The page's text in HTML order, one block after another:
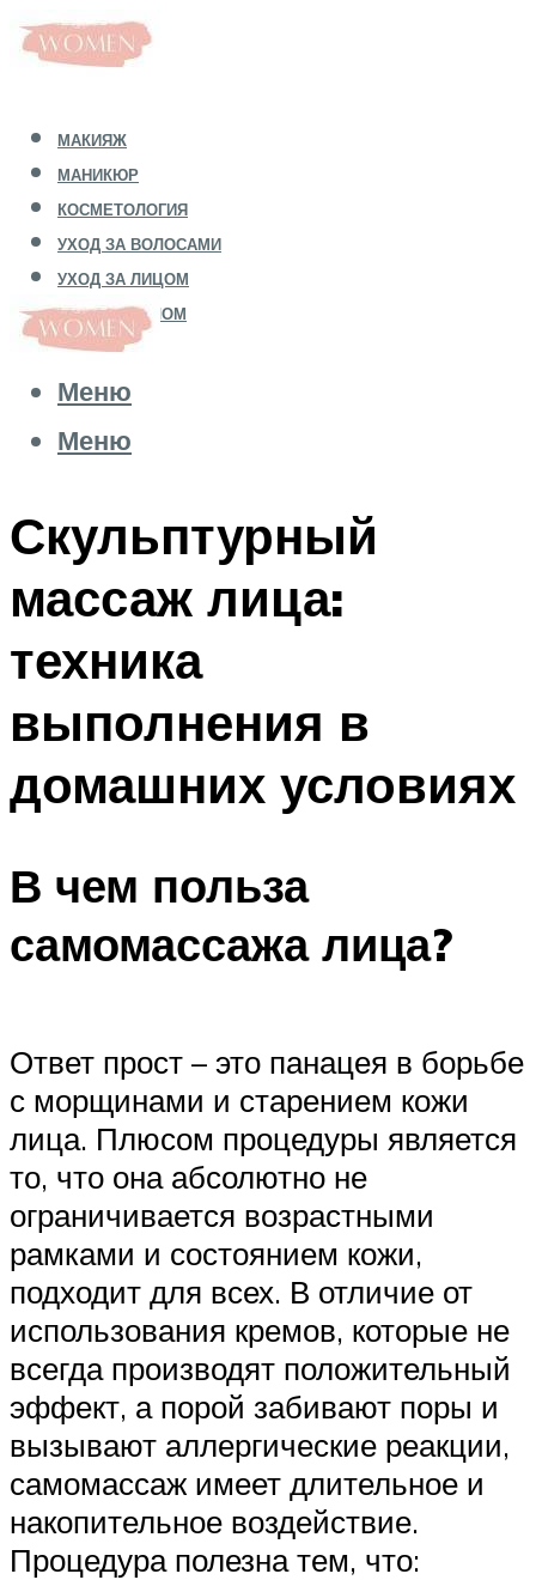
МАКИЯЖ
МАНИКЮР
КОСМЕТОЛОГИЯ
УХОД ЗА ВОЛОСАМИ
УХОД ЗА ЛИЦОМ
УХОД ЗА ТЕЛОМ
Меню
Меню
Скульптурный
массаж лица:
техника
выполнения в
домашних условиях
В чем польза
самомассажа лица?
Ответ прост – это панацея в борьбе
с морщинами и старением кожи
лица. Плюсом процедуры является
то, что она абсолютно не
ограничивается возрастными
рамками и состоянием кожи,
подходит для всех. В отличие от
использования кремов, которые не
всегда производят положительный
эффект, а порой забивают поры и
вызывают аллергические реакции,
самомассаж имеет длительное и
накопительное воздействие.
Процедура полезна тем, что: